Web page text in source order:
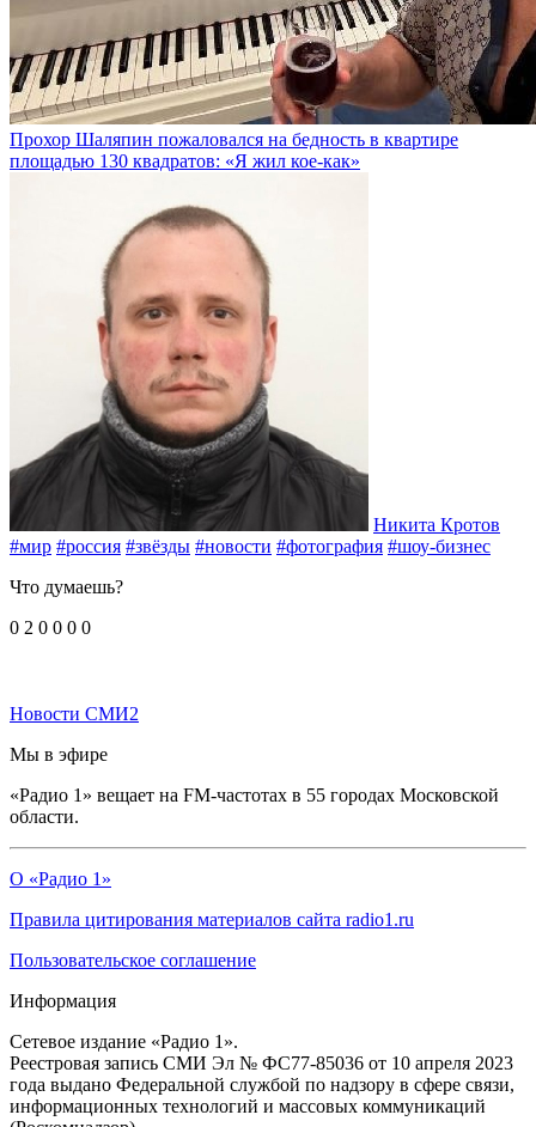
Прохор Шаляпин пожаловался на бедность в квартире
площадью 130 квадратов: «Я жил кое-как»
Никита Кротов
#мир #россия #звёзды #новости #фотография #шоу-бизнес
Что думаешь?
0 2 0 0 0 0
Новости СМИ2
Мы в эфире
«Радио 1» вещает на FM-частотах в 55 городах Московской
области.
О «Радио 1»
Правила цитирования материалов сайта radio1.ru
Пользовательское соглашение
Информация
Сетевое издание «Радио 1».
Реестровая запись СМИ Эл № ФС77-85036 от 10 апреля 2023
года выдано Федеральной службой по надзору в сфере связи,
информационных технологий и массовых коммуникаций